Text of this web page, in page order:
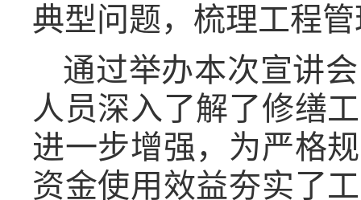
典型问题，梳理工程
通过举办本次宣讲
人员深入了解了修缮
进一步增强，为严格
资金使用效益夯实了